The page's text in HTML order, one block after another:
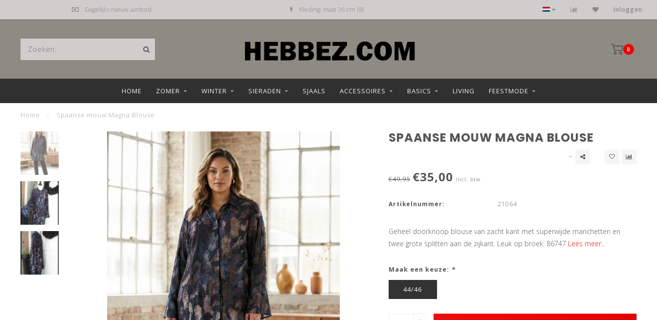
Dagelijks nieuw aanbod Kleding: maat 36 t/m 68 Inloggen
0
HOME ZOMER WINTER SIERADEN SJAALS ACCESSOIRES BASICS LIVING FEESTMODE
Home Spaanse mouw Magna Blouse
SPAANSE MOUW MAGNA BLOUSE
€49,95 €35,00 Incl. btw
Artikelnummer: 21064
Geheel doorknoop blouse van zacht kant met superwijde manchetten en
twee grote splitten aan de zijkant. Leuk op broek: 86747 Lees meer..
Maak een keuze: *
44/46